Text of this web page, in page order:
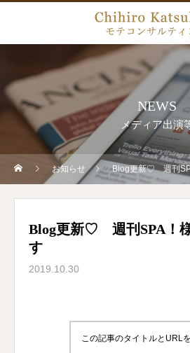
NEWS
メディア出演
お知らせ Blog更新♡ 週刊
Blog更新♡ 週刊SPA！
す
2019.10.30
この記事のタイトルとURL